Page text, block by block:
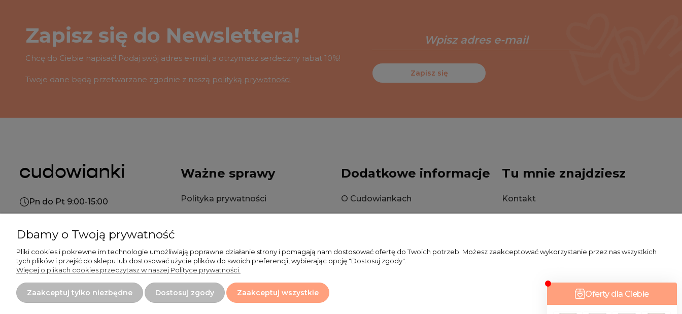
Zapisz się do Newslettera!
Chcę do Ciebie napisać! Podaj swój adres e-mail, a otrzymasz serdeczny rabat 10%!
Twoje dane będą przetwarzane zgodnie z naszą polityką prywatności
Zapisz się
Pn do Pt 9:00-15:00
kontakt@cudowianki.pl
Ważne sprawy
Polityka prywatności
Regulamin
Płatność
Dodatkowe informacje
O Cudowiankach
Zwroty i reklamacje
Tu mnie znajdziesz
Kontakt
Dbamy o Twoją prywatność
Pliki cookies i pokrewne im technologie umożliwiają poprawne działanie strony i pomagają nam dostosować ofertę do Twoich potrzeb. Możesz zaakceptować wykorzystanie przez nas wszystkich
tych plików i przejść do sklepu lub dostosować użycie plików do swoich preferencji, wybierając opcję "Dostosuj zgody".
Więcej o plikach cookies przeczytasz w naszej Polityce prywatności.
Zaakceptuj tylko niezbędne Dostosuj zgody Zaakceptuj wszystkie